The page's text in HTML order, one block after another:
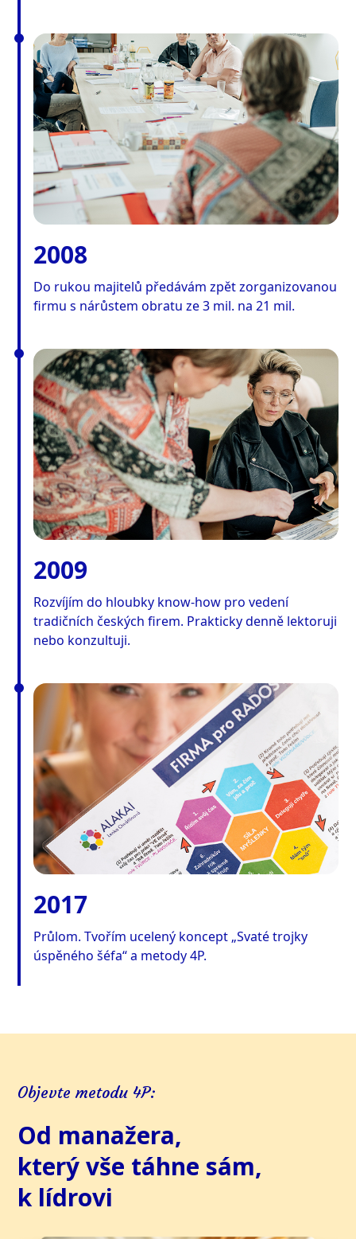
2008
Do rukou majitelů předávám zpět zorganizovanou
firmu s nárůstem obratu ze 3 mil. na 21 mil.
2009
Rozvíjím do hloubky know-how pro vedení
tradičních českých firem. Prakticky denně lektoruji
nebo konzultuji.
2017
Průlom. Tvořím ucelený koncept „Svaté trojky
úspěného šéfa“ a metody 4P.
Objevte metodu 4P:
Od manažera,
který vše táhne sám,
k lídrovi